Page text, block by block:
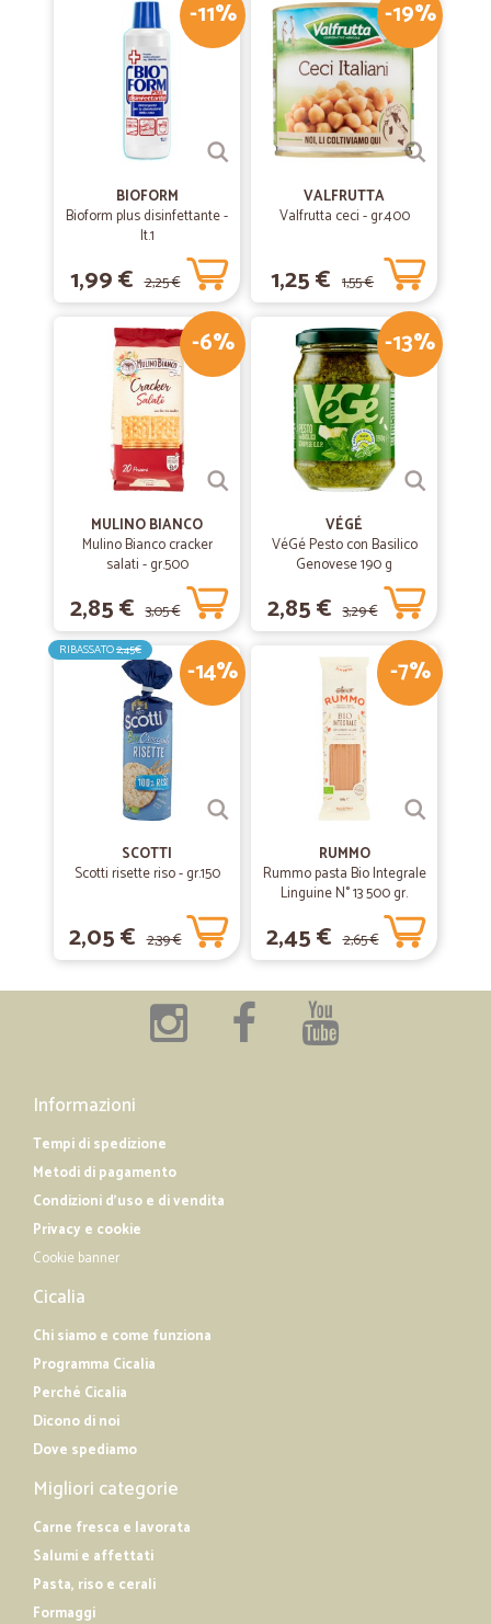
-11%
BIOFORM
Bioform plus disinfettante -
lt.1
1,99 € 2,25 €
-19%
VALFRUTTA
Valfrutta ceci - gr.400
1,25 € 1,55 €
-6%
MULINO BIANCO
Mulino Bianco cracker
salati - gr.500
2,85 € 3,05 €
-13%
VÉGÉ
VéGé Pesto con Basilico
Genovese 190 g
2,85 € 3,29 €
-14%
RIBASSATO2,45€
SCOTTI
Scotti risette riso - gr.150
2,05 € 2,39 €
-7%
RUMMO
Rummo pasta Bio Integrale
Linguine N° 13 500 gr.
2,45 € 2,65 €
Informazioni
Tempi di spedizione
Metodi di pagamento
Condizioni d'uso e di vendita
Privacy e cookie
Cookie banner
Cicalia
Chi siamo e come funziona
Programma Cicalia
Perché Cicalia
Dicono di noi
Dove spediamo
Migliori categorie
Carne fresca e lavorata
Salumi e affettati
Pasta, riso e cerali
Formaggi